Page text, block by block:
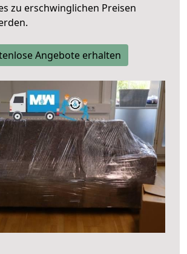
zu erschwinglichen Preisen
Angebote erhalten